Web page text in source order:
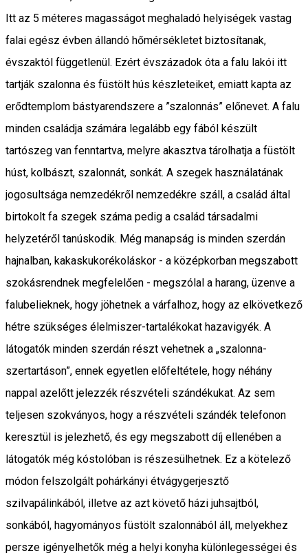
Itt az 5 méteres magasságot meghaladó helyiségek vastag
falai egész évben állandó hőmérsékletet biztosítanak,
évszaktól függetlenül. Ezért évszázadok óta a falu lakói itt
tartják szalonna és füstölt hús készleteiket, emiatt kapta az
erődtemplom bástyarendszere a ”szalonnás” előnevet. A falu
minden családja számára legalább egy fából készült
tartószeg van fenntartva, melyre akasztva tárolhatja a füstölt
húst, kolbászt, szalonnát, sonkát. A szegek használatának
jogosultsága nemzedékről nemzedékre száll, a család által
birtokolt fa szegek száma pedig a család társadalmi
helyzetéről tanúskodik. Még manapság is minden szerdán
hajnalban, kakaskukorékoláskor - a középkorban megszabott
szokásrendnek megfelelően - megszólal a harang, üzenve a
falubelieknek, hogy jöhetnek a várfalhoz, hogy az elkövetkező
hétre szükséges élelmiszer-tartalékokat hazavigyék. A
látogatók minden szerdán részt vehetnek a „szalonna-
szertartáson”, ennek egyetlen előfeltétele, hogy néhány
nappal azelőtt jelezzék részvételi szándékukat. Az sem
teljesen szokványos, hogy a részvételi szándék telefonon
keresztül is jelezhető, és egy megszabott díj ellenében a
látogatók még kóstolóban is részesülhetnek. Ez a kötelező
módon felszolgált pohárkányi étvágygerjesztő
szilvapálinkából, illetve az azt követő házi juhsajtból,
sonkából, hagyományos füstölt szalonnából áll, melyekhez
persze igényelhetők még a helyi konyha különlegességei és